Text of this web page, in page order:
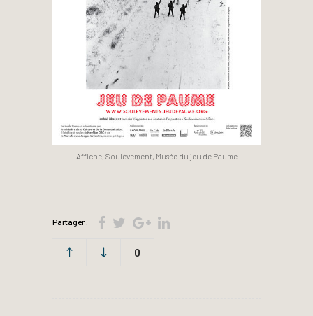
Affiche, Soulèvement, Musée du jeu de Paume
Partager :
0